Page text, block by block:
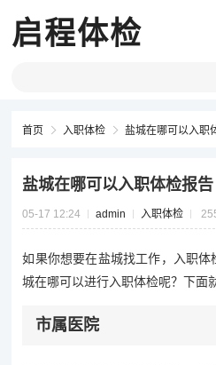
启程体检
首页 入职体检 盐城在哪可以入职
盐城在哪可以入职体检报告
05-17 12:24 admin 入职体检
如果你想要在盐城找工作，入职
城在哪可以进行入职体检呢？下面
市属医院